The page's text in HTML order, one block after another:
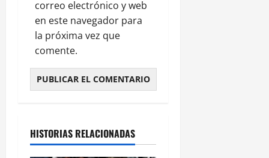
correo electrónico y web
en este navegador para
la próxima vez que
comente.
HISTORIAS RELACIONADAS